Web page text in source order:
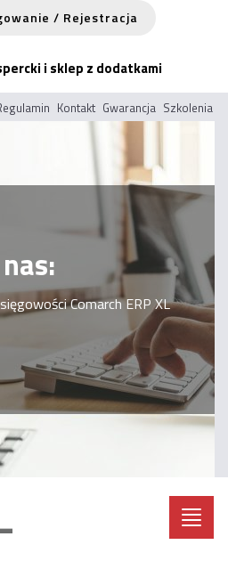
/ Rejestracja
i sklep z dodatkami
Kontakt Gwarancja Szkolenia
Comarch ERP XL